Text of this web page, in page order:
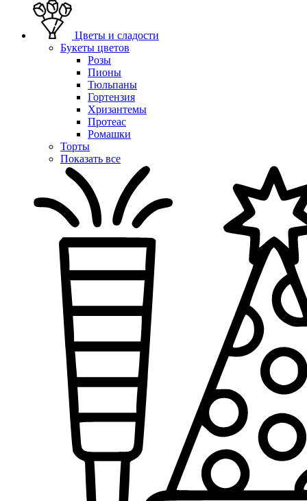
Цветы и сладости
Букеты цветов
Розы
Пионы
Тюльпаны
Гортензия
Хризантемы
Протеас
Ромашки
Торты
Показать все